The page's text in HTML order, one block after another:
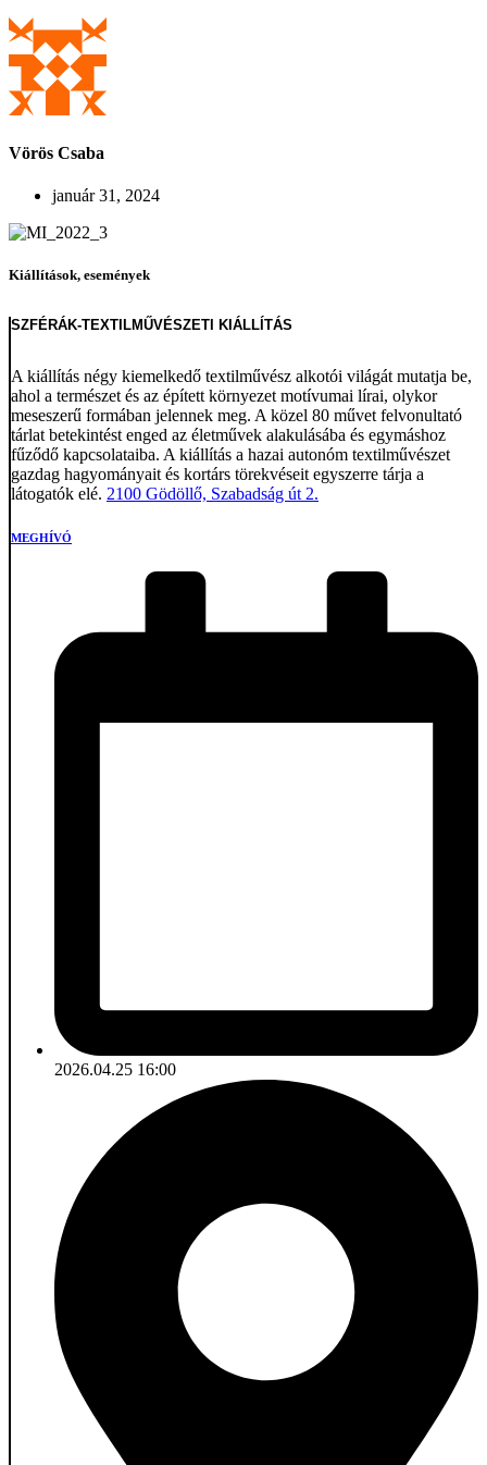
Vörös Csaba
január 31, 2024
Kiállítások, események
SZFÉRÁK-TEXTILMŰVÉSZETI KIÁLLÍTÁS
A kiállítás négy kiemelkedő textilművész alkotói világát mutatja be,
ahol a természet és az épített környezet motívumai lírai, olykor
meseszerű formában jelennek meg. A közel 80 művet felvonultató
tárlat betekintést enged az életművek alakulásába és egymáshoz
fűződő kapcsolataiba. A kiállítás a hazai autonóm textilművészet
gazdag hagyományait és kortárs törekvéseit egyszerre tárja a
látogatók elé. 2100 Gödöllő, Szabadság út 2.
MEGHÍVÓ
2026.04.25 16:00